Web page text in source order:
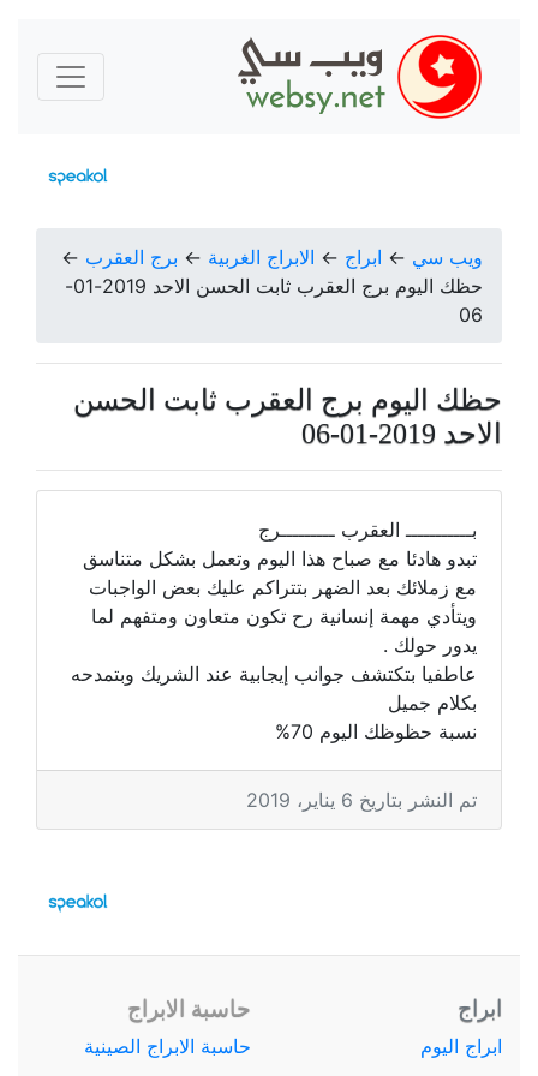
ويب سي ← ابراج ← الابراج الغربية ← برج العقرب ←
حظك اليوم برج العقرب ثابت الحسن الاحد 2019-01-
06
حظك اليوم برج العقرب ثابت الحسن
الاحد 2019-01-06
بـــــــــــ العقرب ـــــــــرج
تبدو هادئا مع صباح هذا اليوم وتعمل بشكل متناسق
مع زملائك بعد الضهر بتتراكم عليك بعض الواجبات
ويتأدي مهمة إنسانية رح تكون متعاون ومتفهم لما
يدور حولك .
عاطفيا بتكتشف جوانب إيجابية عند الشريك وبتمدحه
بكلام جميل
نسبة حظوظك اليوم 70%
تم النشر بتاريخ 6 يناير، 2019
ابراج
ابراج اليوم
حاسبة الابراج
حاسبة الابراج الصينية